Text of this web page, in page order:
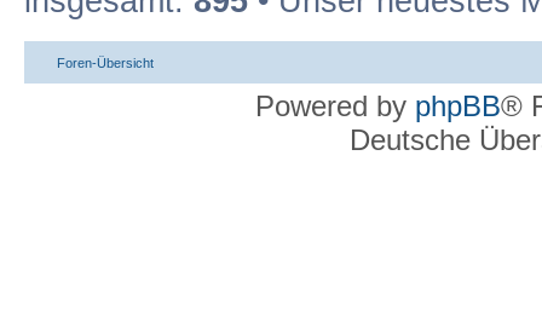
Foren-Übersicht
Powered by phpBB®
Deutsche